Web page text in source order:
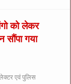
को लेकर
सौंपा गया
एवं पुलिस